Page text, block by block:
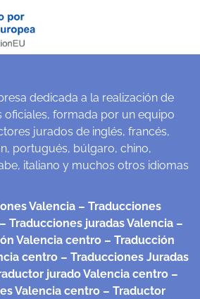
dedicada a la realización de
formada por un equipo
jurados de inglés, francés,
portugués, búlgaro, chino,
italiano y muchos otros idiomas
Valencia – Traducciones
– Traducciones juradas Valencia –
Valencia centro – Traducción
centro – Traducciones Juradas
jurado Valencia centro –
Valencia centro – Traductor